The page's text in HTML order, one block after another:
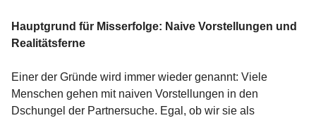
Hauptgrund für Misserfolge: Naive Vorstellungen und
Realitätsferne
Einer der Gründe wird immer wieder genannt: Viele
Menschen gehen mit naiven Vorstellungen in den
Dschungel der Partnersuche. Egal, ob wir sie als